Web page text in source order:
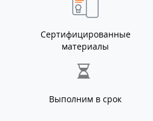
Сертифицированные
материалы
Выполним в срок